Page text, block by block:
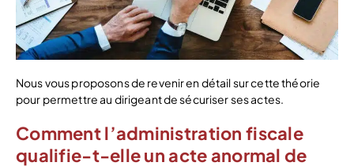
Nous vous proposons de revenir en détail sur cette théorie
pour permettre au dirigeant de sécuriser ses actes.
Comment l’administration fiscale
qualifie-t-elle un acte anormal de